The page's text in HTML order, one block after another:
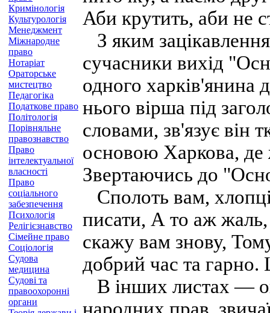
Кримінологія
Культурологія
Менеджмент
Міжнародне
право
Нотаріат
Ораторське
мистецтво
Педагогіка
Податкове право
Політологія
Порівняльне
правознавство
Право
інтелектуальної
власності
Право
соціального
забезпечення
Психологія
Релігієзнавство
Сімейне право
Соціологія
Судова
медицина
Судові та
правоохоронні
органи
Аби крутить, аби не
З яким
сучасники вихід
одного харків'янина
нього вірша під
словами, зв'язує він
основою Харкова, де
Звертаючись до
Сполоть вам,
писати, А то аж
скажу вам знову,
добрий час та
В інших листах —